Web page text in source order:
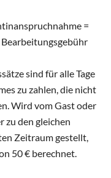
=
sind für alle Tage
zu zahlen, die nicht
Wird vom Gast oder
zu den gleichen
Zeitraum gestellt,
50 € berechnet.